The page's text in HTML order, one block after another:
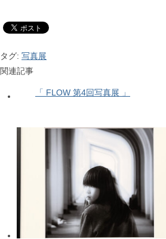
タグ: 写真展
関連記事
「 FLOW 第4回写真展 」